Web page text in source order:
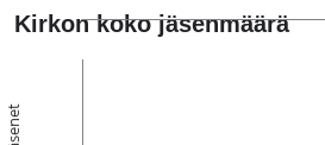
Kirkon koko jäsenmäärä
Jäsenet